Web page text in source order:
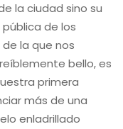
la ciudad sino su
de los
la que nos
bello, es
primera
más de una
enladrillado